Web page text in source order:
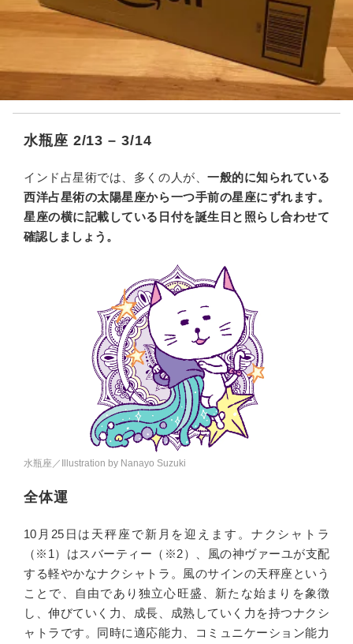
水瓶座 2/13 – 3/14
インド占星術では、多くの人が、一般的に知られている
西洋占星術の太陽星座から一つ手前の星座にずれます。
星座の横に記載している日付を誕生日と照らし合わせて
確認しましょう。
水瓶座／Illustration by Nanayo Suzuki
全体運
10月25日は天秤座で新月を迎えます。ナクシャトラ
（※1）はスバーティー（※2）、風の神ヴァーユが支配
する軽やかなナクシャトラ。風のサインの天秤座という
ことで、自由であり独立心旺盛、新たな始まりを象徴
し、伸びていく力、成長、成熟していく力を持つナクシ
ャトラです。同時に適応能力、コミュニケーション能力